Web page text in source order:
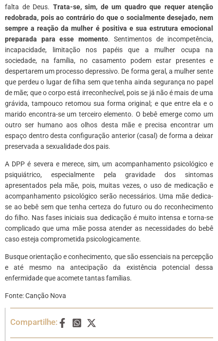
falta de Deus. Trata-se, sim, de um quadro que requer atenção
redobrada, pois ao contrário do que o socialmente desejado, nem
sempre a reação da mulher é positiva e sua estrutura emocional
preparada para esse momento. Sentimentos de incompetência,
incapacidade, limitação nos papéis que a mulher ocupa na
sociedade, na família, no casamento podem estar presentes e
despertarem um processo depressivo. De forma geral, a mulher sente
que perdeu o lugar de filha sem que tenha ainda segurança no papel
de mãe; que o corpo está irreconhecível, pois se já não é mais de uma
grávida, tampouco retomou sua forma original; e que entre ela e o
marido encontra-se um terceiro elemento. O bebê emerge como um
outro ser humano aos olhos desta mãe e precisa encontrar um
espaço dentro desta configuração anterior (casal) de forma a deixar
preservada a sexualidade dos pais.
A DPP é severa e merece, sim, um acompanhamento psicológico e
psiquiátrico, especialmente pela gravidade dos sintomas
apresentados pela mãe, pois, muitas vezes, o uso de medicação e
acompanhamento psicológico serão necessários. Uma mãe dedica-
se ao bebê sem que tenha certeza do futuro ou do reconhecimento
do filho. Nas fases iniciais sua dedicação é muito intensa e torna-se
complicado que uma mãe possa atender as necessidades do bebê
caso esteja comprometida psicologicamente.
Busque orientação e conhecimento, que são essenciais na percepção
e até mesmo na antecipação da existência potencial dessa
enfermidade que acomete tantas famílias.
Fonte: Canção Nova
Compartilhe: